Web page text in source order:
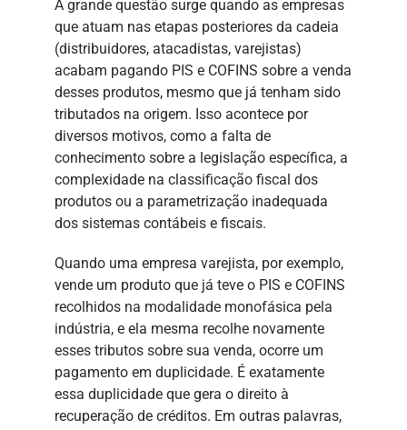
A grande questão surge quando as empresas
que atuam nas etapas posteriores da cadeia
(distribuidores, atacadistas, varejistas)
acabam pagando PIS e COFINS sobre a venda
desses produtos, mesmo que já tenham sido
tributados na origem. Isso acontece por
diversos motivos, como a falta de
conhecimento sobre a legislação específica, a
complexidade na classificação fiscal dos
produtos ou a parametrização inadequada
dos sistemas contábeis e fiscais.
Quando uma empresa varejista, por exemplo,
vende um produto que já teve o PIS e COFINS
recolhidos na modalidade monofásica pela
indústria, e ela mesma recolhe novamente
esses tributos sobre sua venda, ocorre um
pagamento em duplicidade. É exatamente
essa duplicidade que gera o direito à
recuperação de créditos. Em outras palavras,